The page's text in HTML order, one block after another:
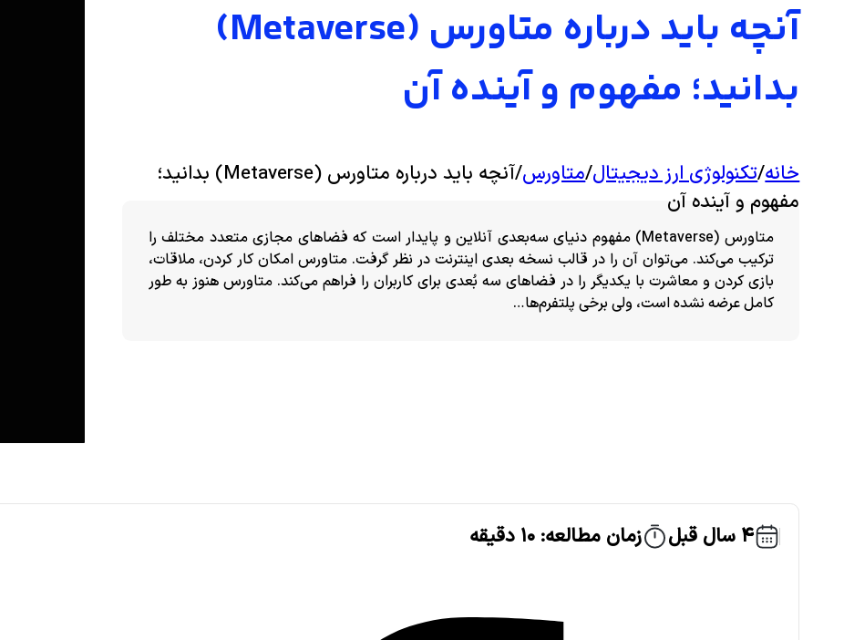
آنچه باید درباره متاورس (Metaverse)
بدانید؛ مفهوم و آینده آن
خانه/تکنولوژی ارز دیجیتال/متاورس/
آنچه باید درباره متاورس (Metaverse) بدانید؛
مفهوم و آینده آن
متاورس (Metaverse) مفهوم دنیای سه‌بعدی آنلاین و پایدار است که فضاهای مجازی متعدد مختلف را
ترکیب می‌کند. می‌توان آن را در قالب نسخه‌ بعدی اینترنت در نظر گرفت. متاورس امکان کار کردن، ملاقات،
بازی کردن و معاشرت با یکدیگر را در فضاهای سه بُعدی برای کاربران را فراهم می‌کند. متاورس هنوز به طور
کامل عرضه نشده است، ولی برخی پلتفرم‌ها…
4 سال قبل زمان مطالعه: 10 دقیقه